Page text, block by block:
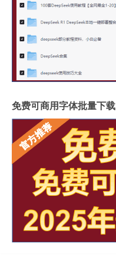
免费可商用字体批量下载